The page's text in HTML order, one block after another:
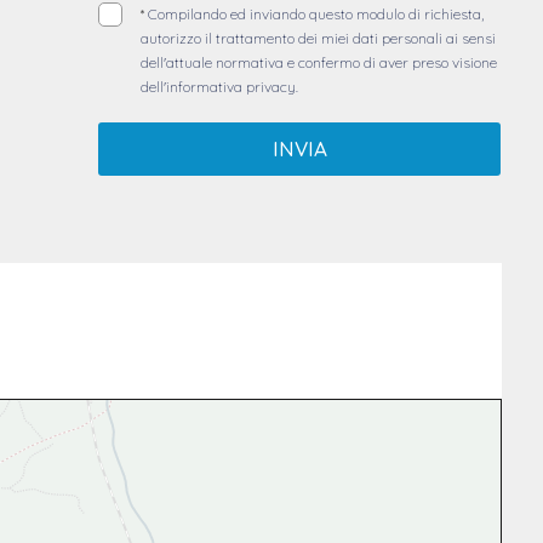
*Compilando ed inviando questo modulo di richiesta,
autorizzo il trattamento dei miei dati personali ai sensi
dell'attuale normativa e confermo di aver preso visione
dell'informativa privacy.
INVIA